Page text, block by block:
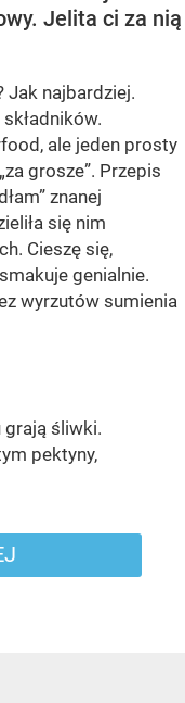
Jelita ci za nią
Jak najbardziej.
ale jeden prosty
grosze”. Przepis
znanej
się nim
Cieszę się,
genialnie.
wyrzutów sumienia
grają śliwki.
pektyny,